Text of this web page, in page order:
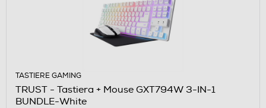
TASTIERE GAMING
TRUST - Tastiera + Mouse GXT794W 3-IN-1
BUNDLE-White